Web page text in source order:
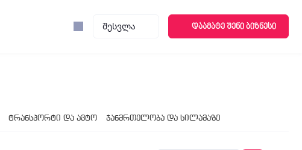
შესვლა დაამატე შენი ბიზნესი
ტრანსპორტი და ავტო ჯანმრთელობა და სილამაზე